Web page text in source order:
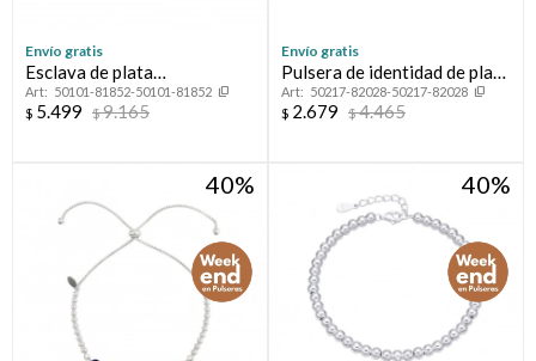
Envío gratis
Esclava de plata
925,CALADA.
50101-81852-50101-81852
$ 5.499 $9.165
Envío gratis
Pulsera de identidad de plata
925.50217-82028-50217-82028
$ 2.679 $4.465
40 40